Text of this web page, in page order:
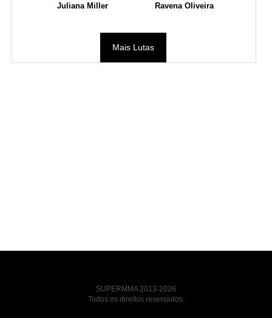
Juliana Miller Ravena Oliveira
Mais Lutas
SUPERMMA 2013-2026
Todos os direitos reservados.